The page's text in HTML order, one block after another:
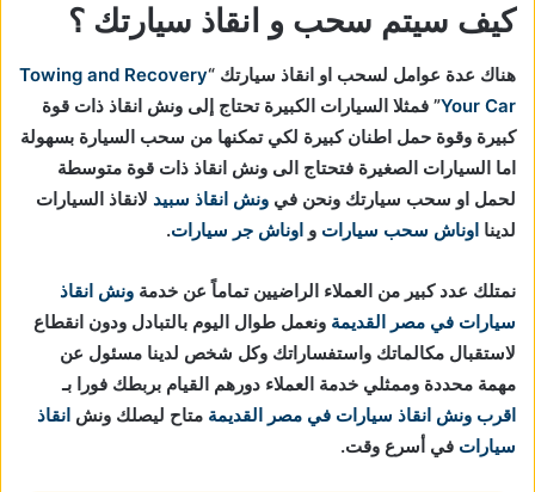
كيف سيتم سحب و انقاذ سيارتك ؟
هناك عدة عوامل لسحب او انقاذ سيارتك “Towing and Recovery
Your Car” فمثلا السيارات الكبيرة تحتاج إلى ونش انقاذ ذات قوة
كبيرة وقوة حمل اطنان كبيرة لكي تمكنها من سحب السيارة بسهولة
اما السيارات الصغيرة فتحتاج الى ونش انقاذ ذات قوة متوسطة
لحمل او سحب سيارتك ونحن في ونش انقاذ سبيد لانقاذ السيارات
لدينا اوناش سحب سيارات و اوناش جر سيارات.
نمتلك عدد كبير من العملاء الراضيين تماماً عن خدمة ونش انقاذ
سيارات في مصر القديمة ونعمل طوال اليوم بالتبادل ودون انقطاع
لاستقبال مكالماتك واستفساراتك وكل شخص لدينا مسئول عن
مهمة محددة وممثلي خدمة العملاء دورهم القيام بربطك فورا بـ
اقرب ونش انقاذ سيارات في مصر القديمة متاح ليصلك ونش انقاذ
سيارات في أسرع وقت.